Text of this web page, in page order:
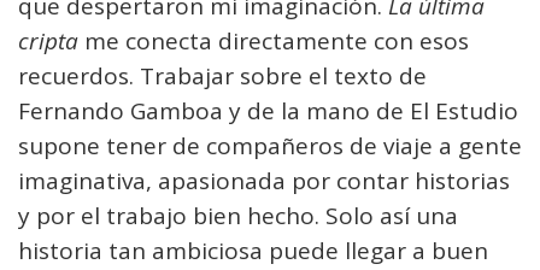
cripta me conecta directamente con esos
recuerdos. Trabajar sobre el texto de
Fernando Gamboa y de la mano de El Estudio
supone tener de compañeros de viaje a gente
imaginativa, apasionada por contar historias
y por el trabajo bien hecho. Solo así una
historia tan ambiciosa puede llegar a buen